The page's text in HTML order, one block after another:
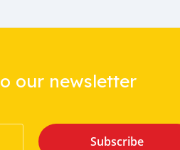
our newsletter
Subscribe